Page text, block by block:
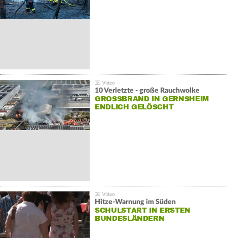
10 Verletzte - große Rauchwolke
GROSSBRAND IN GERNSHEIM E
NDLICH GELÖSCHT
Hitze-Warnung im Süden
SCHULSTART IN ERSTEN
BUNDESLÄNDERN